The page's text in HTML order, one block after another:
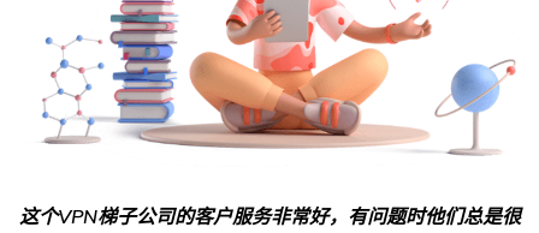
这个VPN梯子公司的客户服务非常好，有问题时他们总是很